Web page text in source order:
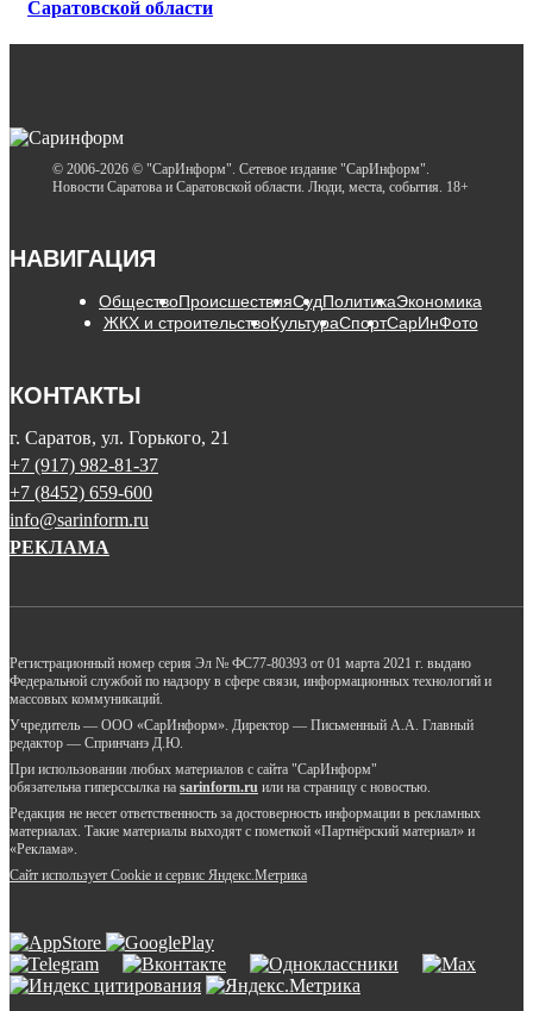
Саратовской области
© 2006-2026 © "СарИнформ". Сетевое издание "СарИнформ".
Новости Саратова и Саратовской области. Люди, места, события. 18+
НАВИГАЦИЯ
ОбществоПроисшествияСудПолитикаЭкономика
ЖКХ и строительствоКультураСпортСарИнФото
КОНТАКТЫ
г. Саратов, ул. Горького, 21
+7 (917) 982-81-37
+7 (8452) 659-600
info@sarinform.ru
РЕКЛАМА
Регистрационный номер серия Эл № ФС77-80393 от 01 марта 2021 г. выдано
Федеральной службой по надзору в сфере связи, информационных технологий и
массовых коммуникаций.
Учредитель — ООО «СарИнформ». Директор — Письменный А.А. Главный
редактор — Спринчанэ Д.Ю.
При использовании любых материалов с сайта "СарИнформ"
обязательна гиперссылка на sarinform.ru или на страницу с новостью.
Редакция не несет ответственность за достоверность информации в рекламных
материалах. Такие материалы выходят с пометкой «Партнёрский материал» и
«Реклама».
Сайт использует Cookie и сервиc Яндекс.Метрика